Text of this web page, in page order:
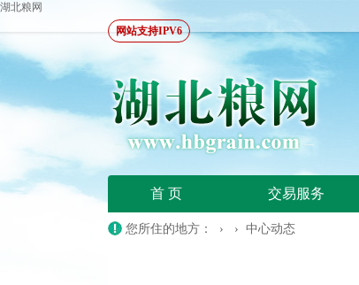
湖北粮网
网站支持IPV6
首 页 交易服务
您所住的地方： › › 中心动态